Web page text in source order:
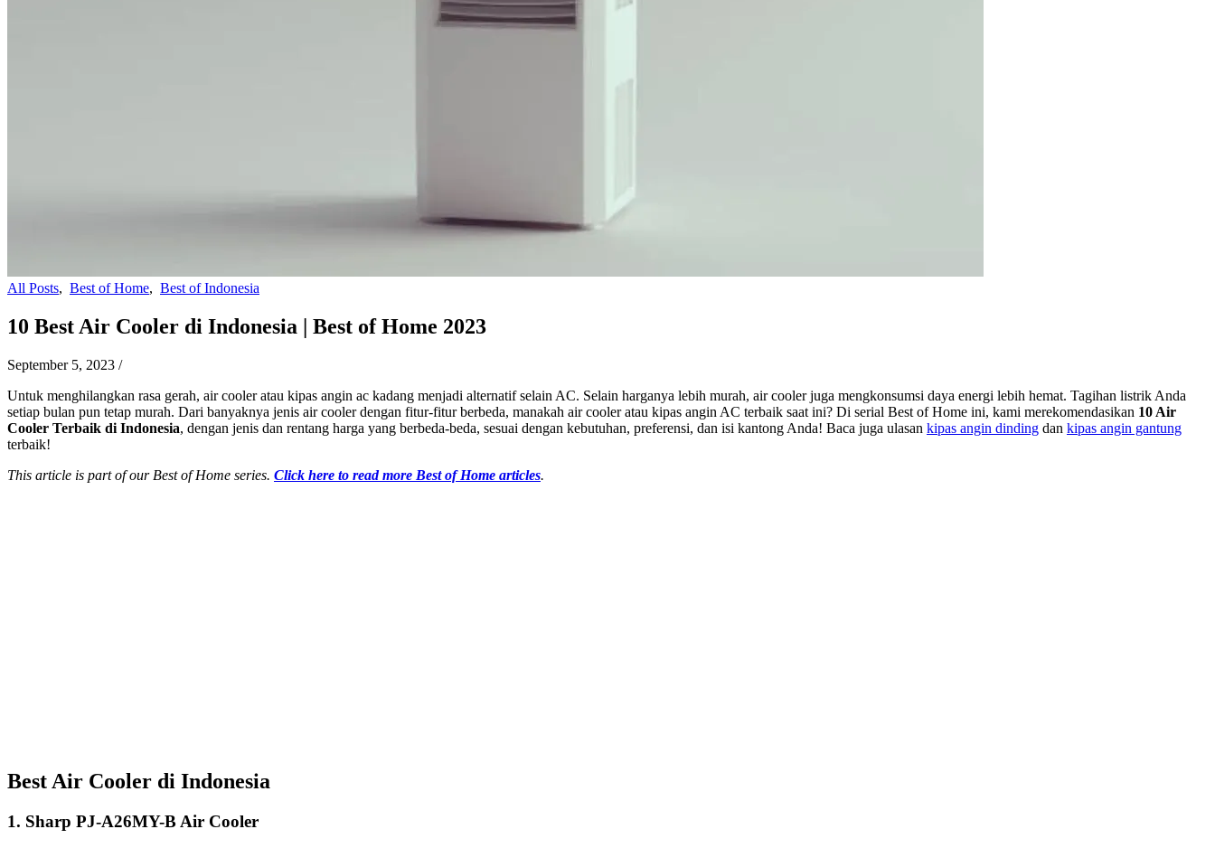
All Posts, Best of Home, Best of Indonesia
10 Best Air Cooler di Indonesia | Best of Home 2023
September 5, 2023 /
Untuk menghilangkan rasa gerah, air cooler atau kipas angin ac kadang menjadi alternatif selain AC. Selain harganya lebih murah, air cooler juga mengkonsumsi daya energi lebih hemat. Tagihan listrik Anda
setiap bulan pun tetap murah. Dari banyaknya jenis air cooler dengan fitur-fitur berbeda, manakah air cooler atau kipas angin AC terbaik saat ini? Di serial Best of Home ini, kami merekomendasikan 10 Air
Cooler Terbaik di Indonesia, dengan jenis dan rentang harga yang berbeda-beda, sesuai dengan kebutuhan, preferensi, dan isi kantong Anda! Baca juga ulasan kipas angin dinding dan kipas angin gantung
terbaik!
This article is part of our Best of Home series. Click here to read more Best of Home articles.
Best Air Cooler di Indonesia
1. Sharp PJ-A26MY-B Air Cooler